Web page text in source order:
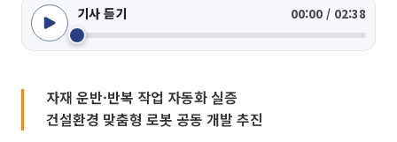
기사 듣기 00:00 / 02:38
자재 운반·반복 작업 자동화 실증
건설환경 맞춤형 로봇 공동 개발 추진